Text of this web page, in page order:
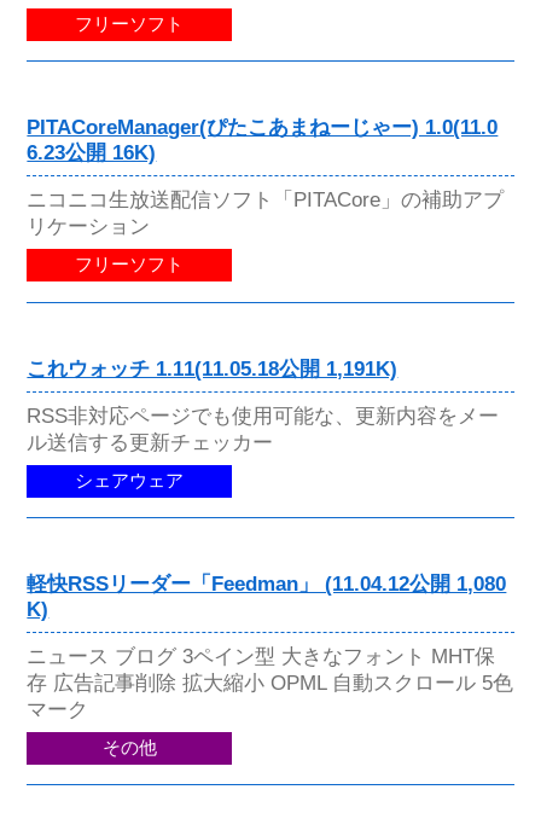
フリーソフト
PITACoreManager(ぴたこあまねーじゃー) 1.0(11.0
6.23公開 16K)
ニコニコ生放送配信ソフト「PITACore」の補助アプ
リケーション
フリーソフト
これウォッチ 1.11(11.05.18公開 1,191K)
RSS非対応ページでも使用可能な、更新内容をメー
ル送信する更新チェッカー
シェアウェア
軽快RSSリーダー「Feedman」 (11.04.12公開 1,080
K)
ニュース ブログ 3ペイン型 大きなフォント MHT保
存 広告記事削除 拡大縮小 OPML 自動スクロール 5色
マーク
その他